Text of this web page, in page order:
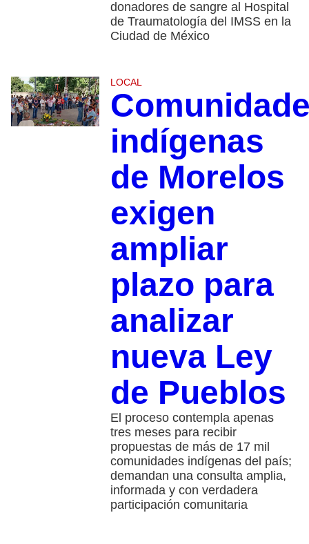
donadores de sangre al Hospital
de Traumatología del IMSS en la
Ciudad de México
LOCAL
indígenas
de Morelos
exigen
ampliar
plazo para
analizar
nueva Ley
de Pueblos
El proceso contempla apenas
tres meses para recibir
propuestas de más de 17 mil
comunidades indígenas del país;
demandan una consulta amplia,
informada y con verdadera
participación comunitaria